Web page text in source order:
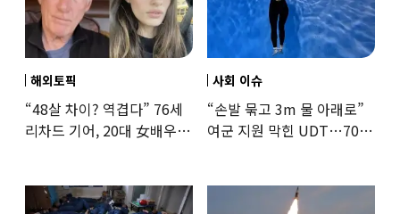
해외토픽
“48살 차이? 역겹다” 76세
리차드 기어, 20대 女배우와
사회 이슈
“손발 묶고 3m 물 아래로”
여군 지원 막힌 UDT…707